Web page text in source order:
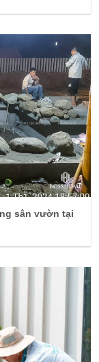
sân vườn tại